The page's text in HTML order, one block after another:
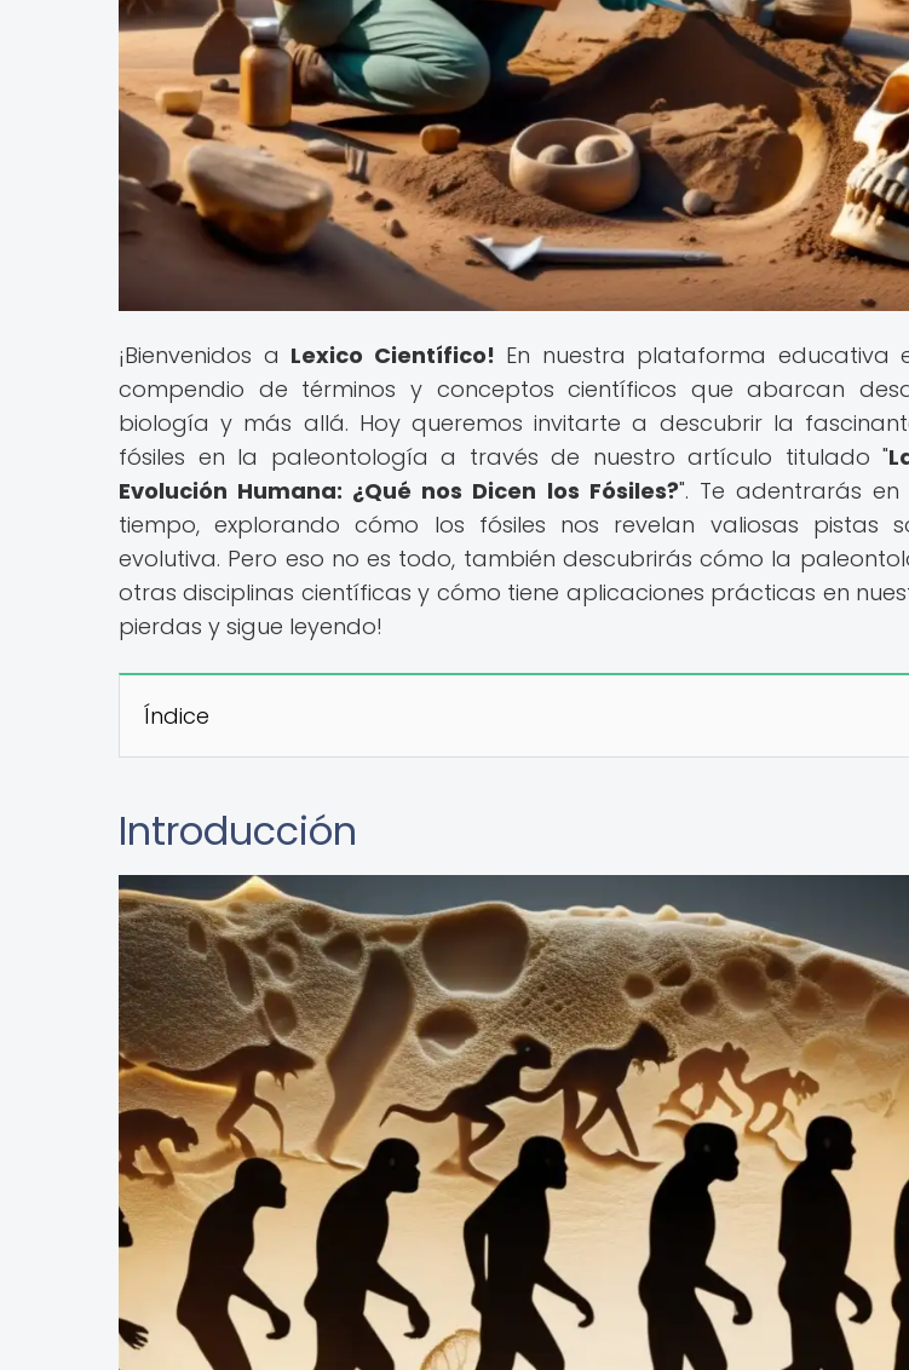
¡Bienvenidos a Lexico Científico! En nuestra plataforma educativa
compendio de términos y conceptos científicos que abarcan
biología y más allá. Hoy queremos invitarte a descubrir la
fósiles en la paleontología a través de nuestro artículo titulado "
Evolución Humana: ¿Qué nos Dicen los Fósiles?". Te adentrarás
tiempo, explorando cómo los fósiles nos revelan valiosas pistas
evolutiva. Pero eso no es todo, también descubrirás cómo la
otras disciplinas científicas y cómo tiene aplicaciones prácticas en
pierdas y sigue leyendo!
Índice
Introducción